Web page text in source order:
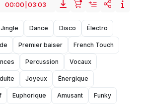
00:00 03:03
Jingle Dance Disco Électro
Premier baiser French Touch
Percussion Vocaux
Joyeux Énergique
Euphorique Amusant Funky